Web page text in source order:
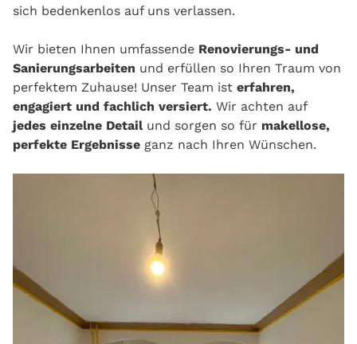
sich bedenkenlos auf uns verlassen.
Wir bieten Ihnen umfassende Renovierungs- und
Sanierungsarbeiten und erfüllen so Ihren Traum von
perfektem Zuhause! Unser Team ist erfahren,
engagiert und fachlich versiert. Wir achten auf
jedes einzelne Detailund sorgen so für makellose,
perfekte Ergebnisse ganz nach Ihren Wünschen.